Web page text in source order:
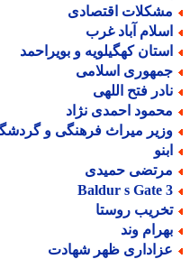
اقتصادی
آباد غرب
کهگیلویه و بویراحمد
اسلامی
فتح اللهی
احمدی نژاد
میراث فرهنگی و گردشگری
حمیدی
Baldur s Gate
روستا
وند
ظهر شهادت